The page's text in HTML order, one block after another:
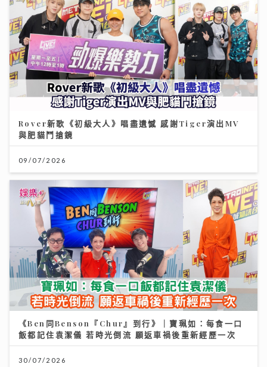
Rover新歌《初級大人》唱盡遺憾 感謝Tiger演出MV
與肥貓鬥搶鏡
09/07/2026
《Ben同Benson『Chur』到行》｜寶珮如：每食一口
飯都記住袁潔儀 若時光倒流 願返車禍後重新經歷一次
30/07/2026